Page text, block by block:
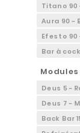
Titano 90
Aura 90 -
Efesto
Bar à
Deus 5 -
Deus 7 -
Back Bar